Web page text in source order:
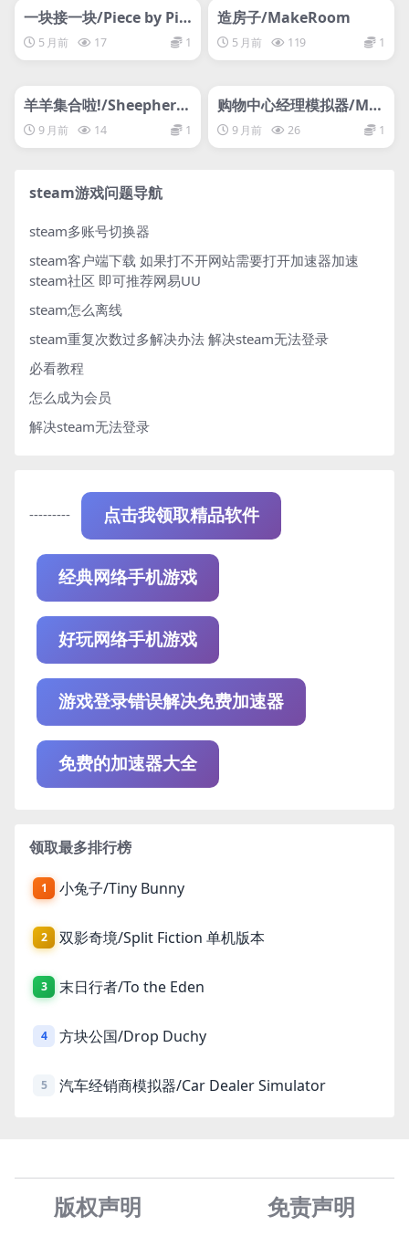
网盘下载游戏
一块接一块/Piece by Pie
ce 5 月前 17 1
造房子/MakeRoom
5 月前 119 1
网盘下载游戏
羊羊集合啦!/Sheepherd
s! 9 月前 14 1
网盘下载游戏
购物中心经理模拟器/MA
LL MANAGER SIMULAT
OR
9 月前 26 1
steam游戏问题导航
steam多账号切换器
steam客户端下载 如果打不开网站需要打开加速器加速
steam社区 即可推荐网易UU
steam怎么离线
steam重复次数过多解决办法 解决steam无法登录
必看教程
怎么成为会员
解决steam无法登录
--------- 点击我领取精品软件
经典网络手机游戏
好玩网络手机游戏
游戏登录错误解决免费加速器
免费的加速器大全
领取最多排行榜
1 小兔子/Tiny Bunny
2 双影奇境/Split Fiction 单机版本
3 末日行者/To the Eden
4 方块公国/Drop Duchy
5 汽车经销商模拟器/Car Dealer Simulator
版权声明 免责声明